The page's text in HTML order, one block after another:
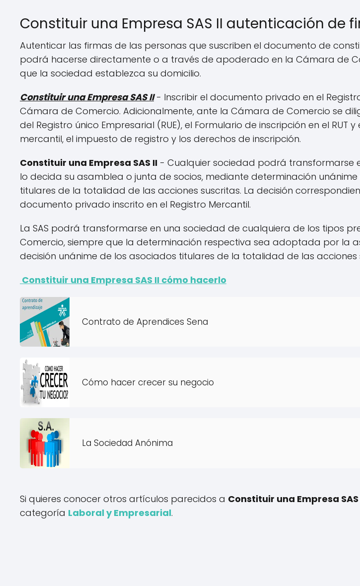
Constituir una Empresa SAS II autenticación de
Autenticar las firmas de las personas que suscriben el documento de
podrá hacerse directamente o a través de apoderado en la Cámara de
que la sociedad establezca su domicilio.
Constituir una Empresa SAS II- Inscribir el documento privado en el
Cámara de Comercio. Adicionalmente, ante la Cámara de Comercio se
del Registro único Empresarial (RUE), el Formulario de inscripción en el
mercantil, el impuesto de registro y los derechos de inscripción.
Constituir una Empresa SAS II - Cualquier sociedad podrá transformarse
lo decida su asamblea o junta de socios, mediante determinación
titulares de la totalidad de las acciones suscritas. La decisión
documento privado inscrito en el Registro Mercantil.
La SAS podrá transformarse en una sociedad de cualquiera de los tipos
Comercio, siempre que la determinación respectiva sea adoptada por la
decisión unánime de los asociados titulares de la totalidad de las acciones
Constituir una Empresa SAS II cómo hacerlo
Contrato de Aprendices Sena
Cómo hacer crecer su negocio
La Sociedad Anónima
Si quieres conocer otros artículos parecidos a Constituir una Empresa SAS
categoría Laboral y Empresarial.